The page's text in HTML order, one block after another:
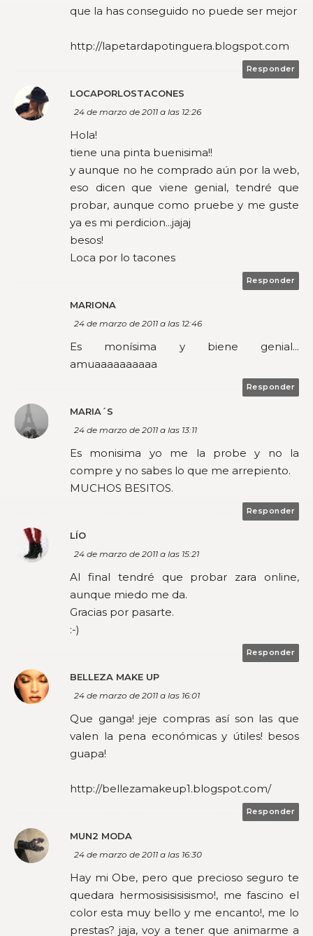
que la has conseguido no puede ser mejor
http://lapetardapotinguera.blogspot.com
Responder
LOCAPORLOSTACONES
24 de marzo de 2011 a las 12:26
Hola!
tiene una pinta buenisima!!
y aunque no he comprado aún por la web,
eso dicen que viene genial, tendré que
probar, aunque como pruebe y me guste
ya es mi perdicion...jajaj
besos!
Loca por lo tacones
Responder
MARIONA
24 de marzo de 2011 a las 12:46
Es monísima y biene genial...
amuaaaaaaaaaa
Responder
MARIA´S
24 de marzo de 2011 a las 13:11
Es monisima yo me la probe y no la
compre y no sabes lo que me arrepiento.
MUCHOS BESITOS.
Responder
LÍO
24 de marzo de 2011 a las 15:21
Al final tendré que probar zara online,
aunque miedo me da.
Gracias por pasarte.
:-)
Responder
BELLEZA MAKE UP
24 de marzo de 2011 a las 16:01
Que ganga! jeje compras así son las que
valen la pena económicas y útiles! besos
guapa!
http://bellezamakeup1.blogspot.com/
Responder
MUN2 MODA
24 de marzo de 2011 a las 16:30
Hay mi Obe, pero que precioso seguro te
quedara hermosisisisisismo!, me fascino el
color esta muy bello y me encanto!, me lo
prestas? jaja, voy a tener que animarme a